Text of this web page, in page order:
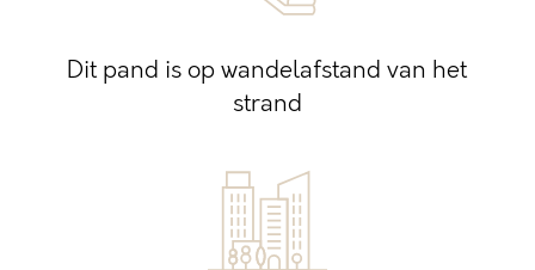
Dit pand is op wandelafstand van het
strand